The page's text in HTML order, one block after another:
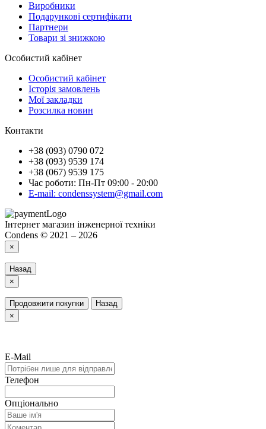
Виробники
Подарункові сертифікати
Партнери
Товари зі знижкою
Особистий кабінет
Особистий кабінет
Історія замовлень
Мої закладки
Розсилка новин
Контакти
+38 (093) 0790 072
+38 (093) 9539 174
+38 (067) 9539 175
Час роботи: Пн-Пт 09:00 - 20:00
E-mail: condenssystem@gmail.com
Інтернет магазин інженерної техніки
Condens © 2021 – 2026
×
Назад
×
Продовжити покупки
Назад
×
E-Mail
Телефон
Опціонально